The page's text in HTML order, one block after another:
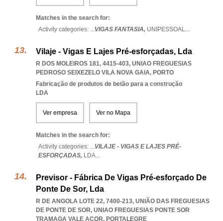
Matches in the search for:
Activity categories: ...VIGAS FANTASIA, UNIPESSOAL...
Vilaje - Vigas E Lajes Pré-esforçadas, Lda
R DOS MOLEIROS 181, 4415-403, UNIAO FREGUESIAS
PEDROSO SEIXEZELO VILA NOVA GAIA, PORTO
Fabricação de produtos de betão para a construção
LDA
Ver empresa Ver no Mapa
Matches in the search for:
Activity categories: ...VILAJE - VIGAS E LAJES PRÉ-
ESFORÇADAS, LDA...
Previsor - Fábrica De Vigas Pré-esforçado De
Ponte De Sor, Lda
R DE ANGOLA LOTE 22, 7400-213, UNIÃO DAS FREGUESIAS
DE PONTE DE SOR, UNIAO FREGUESIAS PONTE SOR
TRAMAGA VALE ACOR, PORTALEGRE